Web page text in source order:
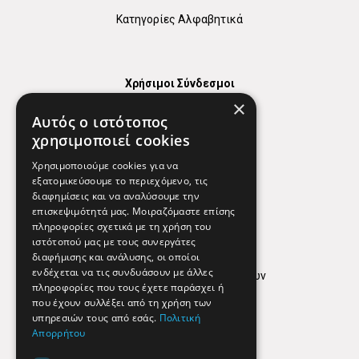
Κατηγορίες Αλφαβητικά
Χρήσιμοι Σύνδεσμοι
Χρήσιμα Τηλέφωνα
Εφημερεύοντα Φαρμακεία
Απόρρητο
Όροι Χρήσης
Πολιτική προστασίας δεδομένων
Findhere
×
Αυτός ο ιστότοπος
χρησιμοποιεί cookies
Χρησιμοποιούμε cookies για να
εξατομικεύσουμε το περιεχόμενο, τις
διαφημίσεις και να αναλύσουμε την
επισκεψιμότητά μας. Μοιραζόμαστε επίσης
πληροφορίες σχετικά με τη χρήση του
ιστότοπού μας με τους συνεργάτες
διαφήμισης και ανάλυσης, οι οποίοι
ενδέχεται να τις συνδυάσουν με άλλες
πληροφορίες που τους έχετε παράσχει ή
που έχουν συλλέξει από τη χρήση των
υπηρεσιών τους από εσάς. Πολιτική
Απορρήτου